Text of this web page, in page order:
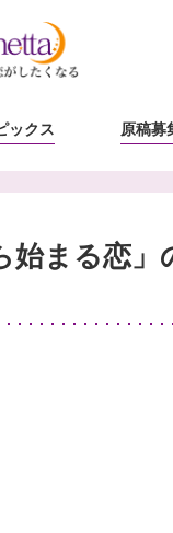
ックス 原稿募
始まる恋」